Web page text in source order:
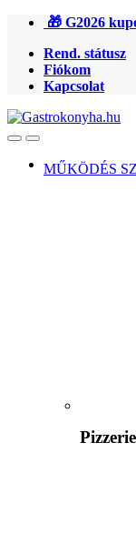
Ugrás
navigációhoz
Ugrás
tartalomra
🎁 G2026
Rend. státusz
Fiókom
Kapcsolat
OpenClose
MŰKÖDÉS
Pizzerie